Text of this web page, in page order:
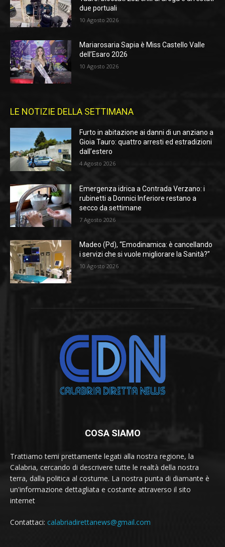
due portuali
10 Agosto 2026
Mariarosaria Sapia è Miss Castello Valle
dell’Esaro 2026
10 Agosto 2026
LE NOTIZIE DELLA SETTIMANA
Furto in abitazione ai danni di un anziano a
Gioia Tauro: quattro arresti ed estradizioni
dall’estero
4 Agosto 2026
Emergenza idrica a Contrada Verzano: i
rubinetti a Donnici Inferiore restano a
secco da settimane
7 Agosto 2026
Madeo (Pd), “Emodinamica: è cancellando
i servizi che si vuole migliorare la Sanità?”
10 Agosto 2026
COSA SIAMO
Trattiamo temi prettamente legati alla nostra regione, la
Calabria, cercando di descrivere tutte le realtà della nostra
terra, dalla politica al costume. La nostra punta di diamante è
un'informazione dettagliata e costante attraverso il sito
internet
Contattaci: calabriadirettanews@gmail.com